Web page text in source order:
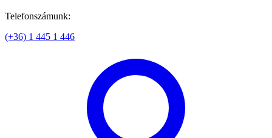
Telefonszámunk:
(+36) 1 445 1 446